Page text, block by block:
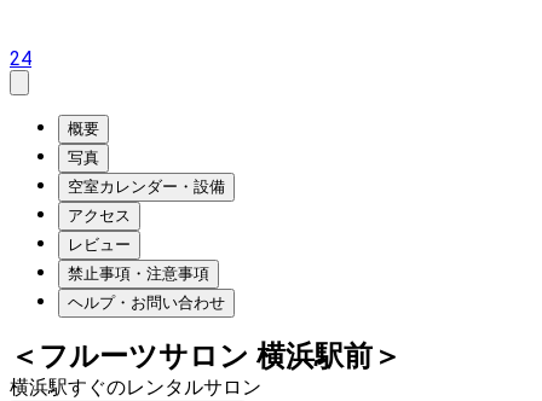
24
概要
写真
空室カレンダー・設備
アクセス
レビュー
禁止事項・注意事項
ヘルプ・お問い合わせ
＜フルーツサロン 横浜駅前＞
横浜駅すぐのレンタルサロン